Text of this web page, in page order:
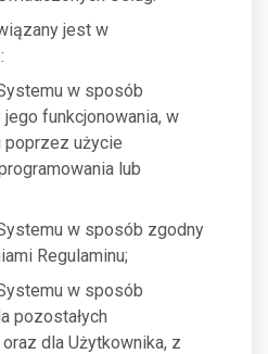
jest w
w sposób
jego funkcjonowania, w
użycie
lub
w sposób zgodny
Regulaminu;
w sposób
pozostałych
dla Użytkownika, z